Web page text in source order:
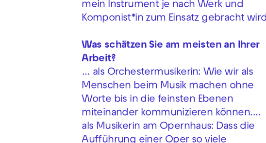
mein Instrument je nach Werk und
Komponist*in zum Einsatz gebracht
Was schätzen Sie am meisten an Ihrer
Arbeit?
… als Orchestermusikerin: Wie wir als
Menschen beim Musik machen ohne
Worte bis in die feinsten Ebenen
miteinander kommunizieren können.…
als Musikerin am Opernhaus: Dass die
Aufführung einer Oper so viele